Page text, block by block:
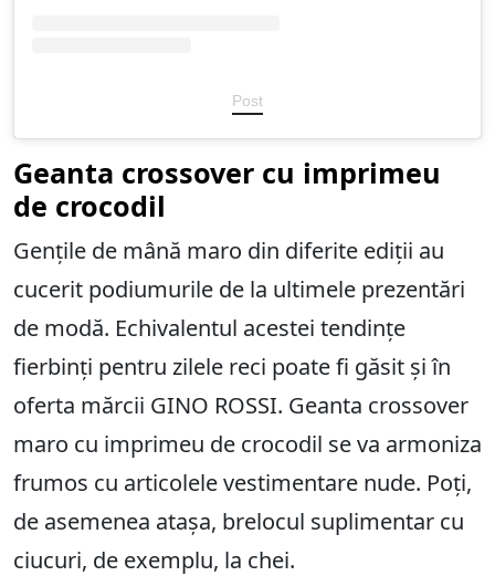
Post
Geanta crossover cu imprimeu
de crocodil
Gențile de mână maro din diferite ediții au
cucerit podiumurile de la ultimele prezentări
de modă. Echivalentul acestei tendințe
fierbinți pentru zilele reci poate fi găsit și în
oferta mărcii GINO ROSSI. Geanta crossover
maro cu imprimeu de crocodil se va armoniza
frumos cu articolele vestimentare nude. Poți,
de asemenea atașa, brelocul suplimentar cu
ciucuri, de exemplu, la chei.